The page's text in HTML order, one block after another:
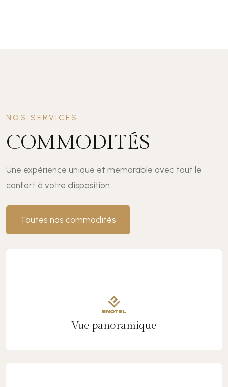
NOS SERVICES
COMMODITÉS
Une expérience unique et mémorable avec tout le
confort à votre disposition.
Toutes nos commodités
Vue panoramique